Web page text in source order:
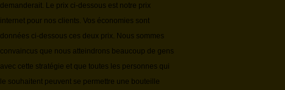
demanderait. Le prix ci-dessous est notre prix
internet pour nos clients. Vos économies sont
données ci-dessous ces deux prix. Nous sommes
convaincus que nous atteindrons beaucoup de gens
avec cette stratégie et que toutes les personnes qui
le souhaitent peuvent se permettre une bouteille